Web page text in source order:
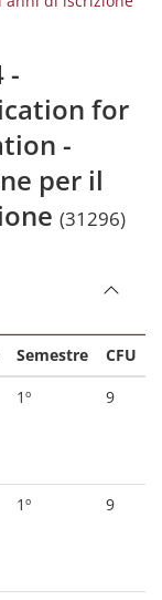
-
for
-
per il
(31296)
Semestre
CFU
1º 9
1º 9